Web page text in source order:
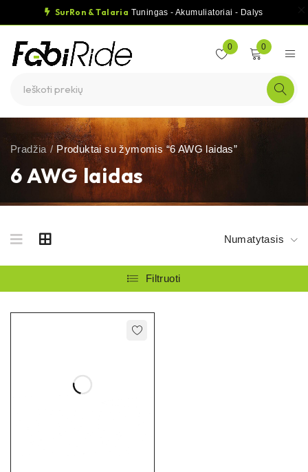
SurRon & Talaria Tuningas - Akumuliatoriai - Dalys
0 0
6 AWG laidas
Pradžia / Produktai su žymomis “6 AWG laidas”
Numatytasis
Filtruoti